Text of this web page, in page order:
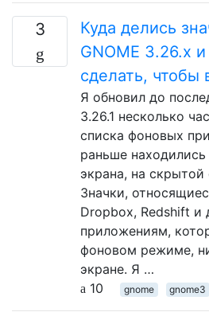
3
Куда делись
GNOME 3.26.x
сделать, чтобы
Я обновил до
3.26.1 несколько
списка фоновых
раньше
экрана, на
Значки,
Dropbox, Redshift и
приложениям,
фоновом режиме,
экране. Я …
10
gnome gnome3